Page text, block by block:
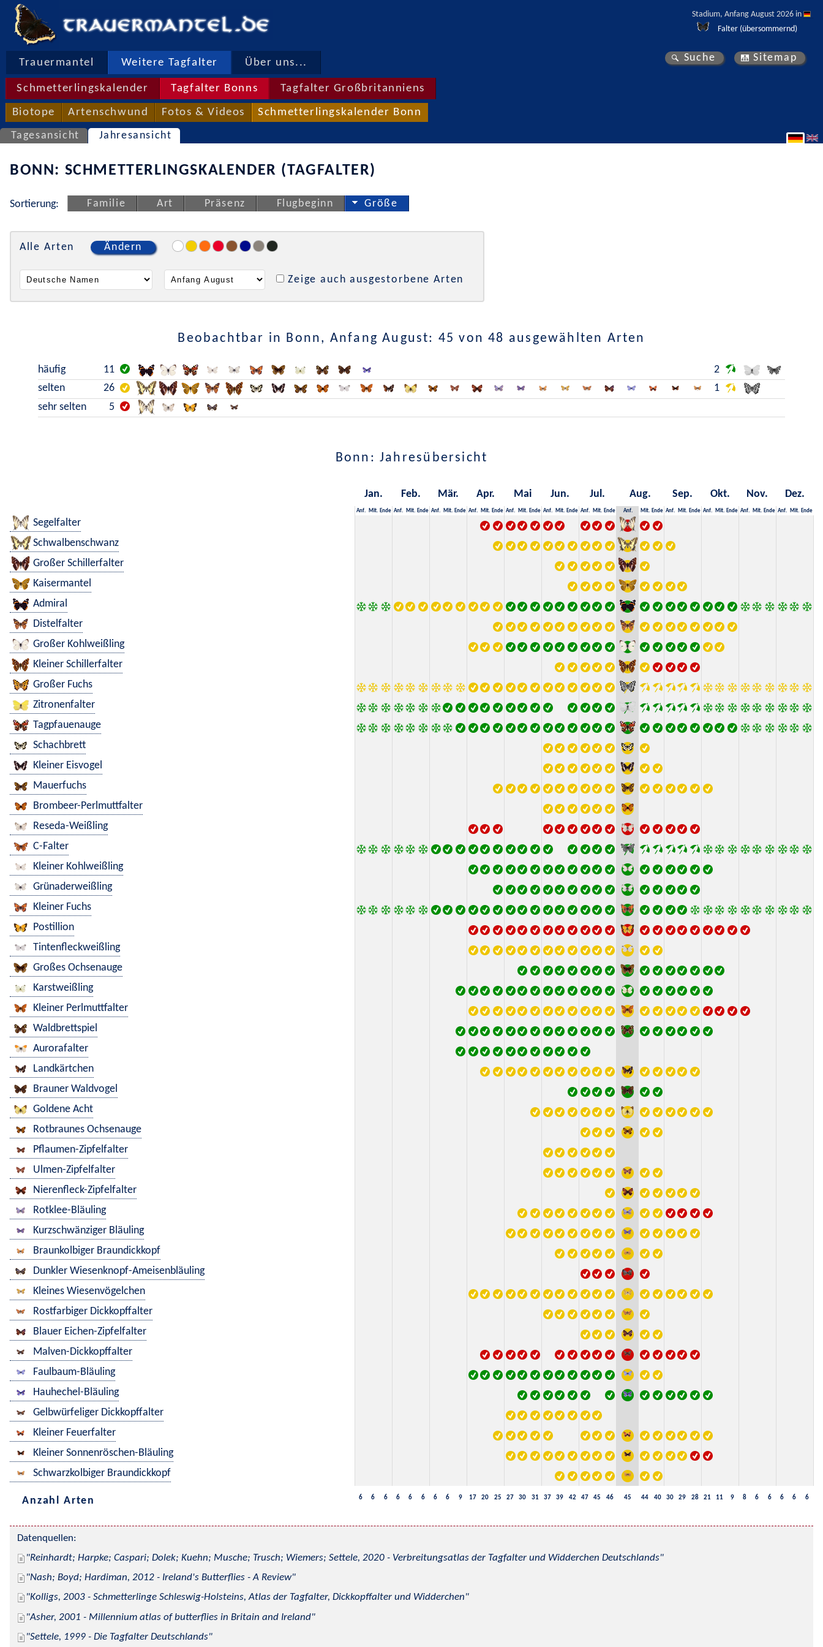
Stadium, Anfang August 2026 in
Falter (übersommernd)
Trauermantel Weitere Tagfalter Über uns...
Schmetterlingskalender Tagfalter Bonns Tagfalter Großbritanniens
Biotope Artenschwund Fotos & Videos Schmetterlingskalender Bonn
Suche Sitemap
Tagesansicht Jahresansicht
BONN: SCHMETTERLINGSKALENDER (TAGFALTER)
Sortierung: Familie Art Präsenz Flugbeginn Größe
Alle Arten Ändern
Zeige auch ausgestorbene Arten
Beobachtbar in Bonn, Anfang August: 45 von 48 ausgewählten Arten
häufig 11
2
selten
26
1
sehr selten
5
Bonn: Jahresübersicht
Jan. Feb. Mär. Apr. Mai Jun. Jul. Aug. Sep. Okt. Nov. Dez.
Anf. Mit. Ende Anf. Mit. Ende Anf. Mit. Ende Anf. Mit. Ende Anf. Mit. Ende Anf. Mit. Ende Anf. Mit. Ende Anf. Mit. Ende Anf. Mit. Ende Anf. Mit. Ende Anf. Mit. Ende Anf. Mit. Ende
Segelfalter
Schwalbenschwanz
Großer Schillerfalter
Kaisermantel
Admiral
Distelfalter
Großer Kohlweißling
Kleiner Schillerfalter
Großer Fuchs
Zitronenfalter
Tagpfauenauge
Schachbrett
Kleiner Eisvogel
Mauerfuchs
Brombeer-Perlmuttfalter
Reseda-Weißling
C-Falter
Kleiner Kohlweißling
Grünaderweißling
Kleiner Fuchs
Postillion
Tintenfleckweißling
Großes Ochsenauge
Karstweißling
Kleiner Perlmuttfalter
Waldbrettspiel
Aurorafalter
Landkärtchen
Brauner Waldvogel
Goldene Acht
Rotbraunes Ochsenauge
Pflaumen-Zipfelfalter
Ulmen-Zipfelfalter
Nierenfleck-Zipfelfalter
Rotklee-Bläuling
Kurzschwänziger Bläuling
Braunkolbiger Braundickkopf
Dunkler Wiesenknopf-Ameisenbläuling
Kleines Wiesenvögelchen
Rostfarbiger Dickkopffalter
Blauer Eichen-Zipfelfalter
Malven-Dickkopffalter
Faulbaum-Bläuling
Hauhechel-Bläuling
Gelbwürfeliger Dickkopffalter
Kleiner Feuerfalter
Kleiner Sonnenröschen-Bläuling
Schwarzkolbiger Braundickkopf
Anzahl Arten 6 6 6 6 6 6 6 6 9 17 20 25 27 30 31 37 39 42 47 45 46 45 44 40 30 29 28 21 11 9 8 6 6 6 6 6
Datenquellen:
Reinhardt; Harpke; Caspari; Dolek; Kuehn; Musche; Trusch; Wiemers; Settele, 2020 - Verbreitungsatlas der Tagfalter und Widderchen Deutschlands
Nash; Boyd; Hardiman, 2012 - Ireland's Butterflies - A Review
Kolligs, 2003 - Schmetterlinge Schleswig-Holsteins, Atlas der Tagfalter, Dickkopffalter und Widderchen
Asher, 2001 - Millennium atlas of butterflies in Britain and Ireland
Settele, 1999 - Die Tagfalter Deutschlands